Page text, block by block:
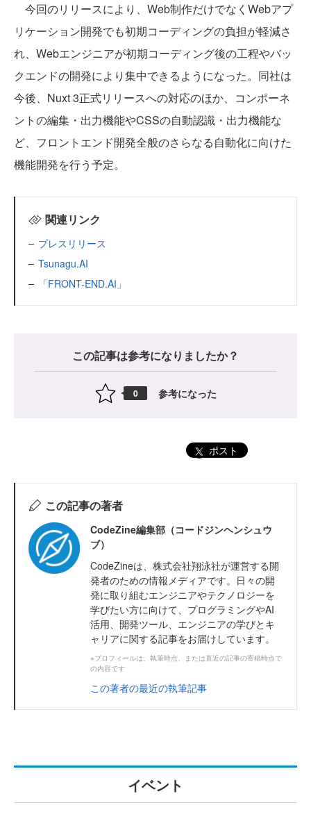
今回のリリースにより、Web制作だけでなくWebアプ
リケーション開発でも初期コーディングの負担が軽減さ
れ、Webエンジニアが初期コーディング後の工程やバッ
クエンドの開発により集中できるようになった。同社は
今後、Nuxt 3正式リリースへの対応のほか、コンポーネ
ントの編集・出力機能やCSSの自動認識・出力機能な
ど、フロントエンド開発全般のさらなる自動化に向けた
機能開発を行う予定。
関連リンク
プレスリリース
Tsunagu.AI
「FRONT-END.AI」
この記事は参考になりましたか？
0 参考になった
ポスト
この記事の著者
CodeZine編集部（コードジンヘンシュウ
ブ）
CodeZineは、株式会社翔泳社が運営する開
発者のための情報メディアです。日々の開
発に取り組むエンジニアやテクノロジーを
学びたい方に向けて、プログラミングやAI
活用、開発ツール、エンジニアの学びとキ
ャリアに関する記事をお届けしています。
※プロフィールは、執筆時点、または直近の記事の寄稿時点で
の内容です
この著者の最近の執筆記事
イベント